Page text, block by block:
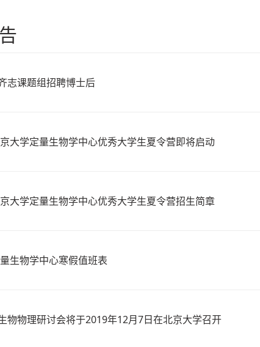
志课题组招聘博士后
大学定量生物学中心优秀大学生夏令营即将启动
大学定量生物学中心优秀大学生夏令营招生简章
生物学中心寒假值班表
物物理研讨会将于2019年12月7日在北京大学召开